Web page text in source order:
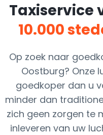
Taxiservice
10.000
Op zoek naar
Oostburg? Onze
goedkoper dan u
minder dan
zich geen zorgen te
inleveren van uw